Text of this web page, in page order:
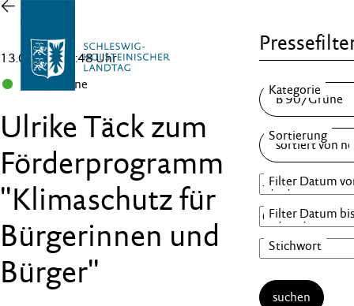
Zur
Übersicht
13.01.23 , 15:48 Uhr
B 90/Grüne
Ulrike Täck zum
Förderprogramm
"Klimaschutz für
Bürgerinnen und
Bürger"
suchen